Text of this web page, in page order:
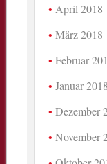
April 2018
März 2018
Februar
Januar 2018
Dezember
November